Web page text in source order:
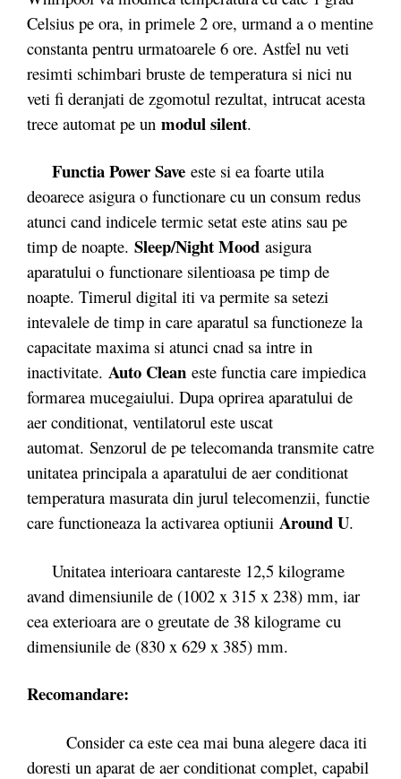
Celsius pe ora, in primele 2 ore, urmand a o mentine
constanta pentru urmatoarele 6 ore. Astfel nu veti
resimti schimbari bruste de temperatura si nici nu
veti fi deranjati de zgomotul rezultat, intrucat acesta
trece automat pe un modul silent.
Functia Power Save este si ea foarte utila
deoarece asigura o functionare cu un consum redus
atunci cand indicele termic setat este atins sau pe
timp de noapte. Sleep/Night Mood asigura
aparatului o functionare silentioasa pe timp de
noapte. Timerul digital iti va permite sa setezi
intevalele de timp in care aparatul sa functioneze la
capacitate maxima si atunci cnad sa intre in
inactivitate. Auto Clean este functia care impiedica
formarea mucegaiului. Dupa oprirea aparatului de
aer conditionat, ventilatorul este uscat
automat. Senzorul de pe telecomanda transmite catre
unitatea principala a aparatului de aer conditionat
temperatura masurata din jurul telecomenzii, functie
care functioneaza la activarea optiunii Around U.
Unitatea interioara cantareste 12,5 kilograme
avand dimensiunile de (1002 x 315 x 238) mm, iar
cea exterioara are o greutate de 38 kilograme cu
dimensiunile de (830 x 629 x 385) mm.
Recomandare:
Consider ca este cea mai buna alegere daca iti
doresti un aparat de aer conditionat complet, capabil